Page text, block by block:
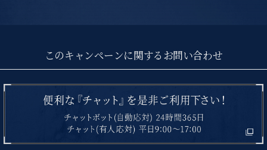
このキャンペーンに関するお問い合わせ